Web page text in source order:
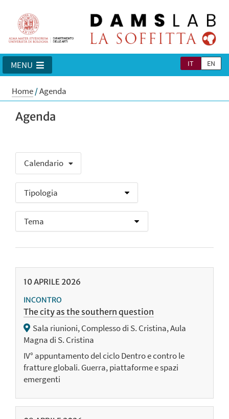
IT EN
MENU
Home/Agenda
Agenda
Calendario
10APRILE 2026
INCONTRO
The city as the southern question
Sala riunioni, Complesso di S. Cristina, Aula
Magna di S. Cristina
IV° appuntamento del ciclo Dentro e contro le
fratture globali. Guerra, piattaforme e spazi
emergenti